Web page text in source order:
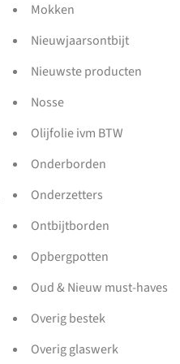
Mokken
Nieuwjaarsontbijt
Nieuwste producten
Nosse
Olijfolie ivm BTW
Onderborden
Onderzetters
Ontbijtborden
Opbergpotten
Oud & Nieuw must-haves
Overig bestek
Overig glaswerk